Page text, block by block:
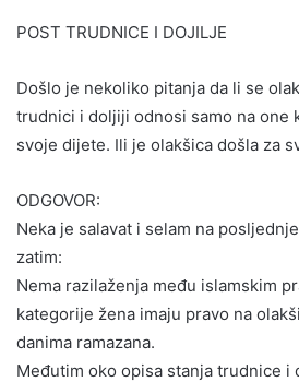
POST TRUDNICE I DOJILJE
Došlo je nekoliko pitanja da li se
trudnici i doljiji odnosi samo na one
svoje dijete. Ili je olakšica došla za
ODGOVOR:
Neka je salavat i selam na
zatim:
Nema razilaženja među islamskim
kategorije žena imaju pravo na
danima ramazana.
Međutim oko opisa stanja trudnice i